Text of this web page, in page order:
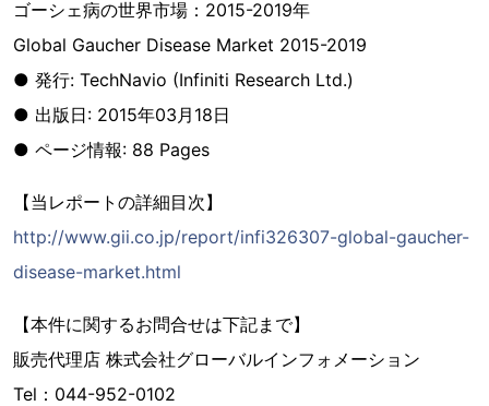
ゴーシェ病の世界市場：2015-2019年
Global Gaucher Disease Market 2015-2019
● 発行: TechNavio (Infiniti Research Ltd.)
● 出版日: 2015年03月18日
● ページ情報: 88 Pages
【当レポートの詳細目次】
http://www.gii.co.jp/report/infi326307-global-gaucher-
disease-market.html
【本件に関するお問合せは下記まで】
販売代理店 株式会社グローバルインフォメーション
Tel：044-952-0102